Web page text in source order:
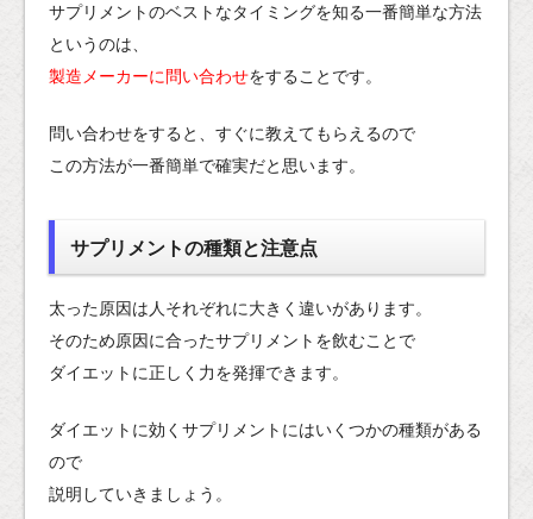
サプリメントのベストなタイミングを知る一番簡単な方法
というのは、
製造メーカーに問い合わせをすることです。
問い合わせをすると、すぐに教えてもらえるので
この方法が一番簡単で確実だと思います。
サプリメントの種類と注意点
太った原因は人それぞれに大きく違いがあります。
そのため原因に合ったサプリメントを飲むことで
ダイエットに正しく力を発揮できます。
ダイエットに効くサプリメントにはいくつかの種類がある
ので
説明していきましょう。